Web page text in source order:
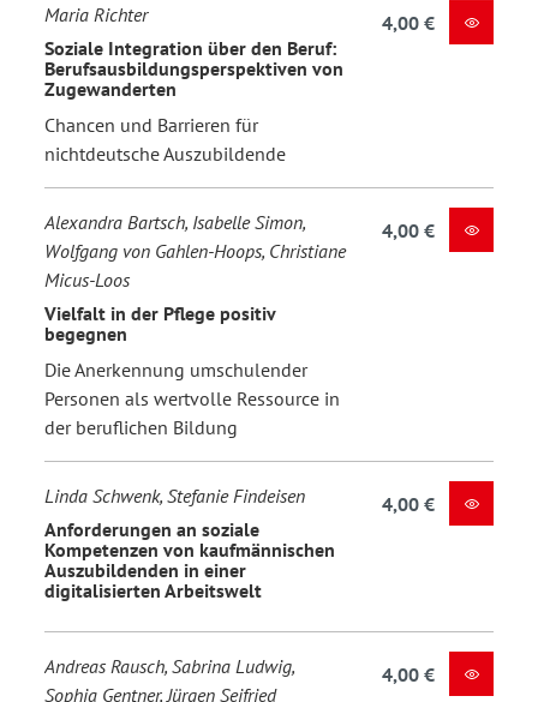
Maria Richter
Soziale Integration über den Beruf:
Berufsausbildungsperspektiven von
Zugewanderten
Chancen und Barrieren für
nichtdeutsche Auszubildende
4,00 €
Alexandra Bartsch, Isabelle Simon,
Wolfgang von Gahlen-Hoops, Christiane
Micus-Loos
Vielfalt in der Pflege positiv
begegnen
Die Anerkennung umschulender
Personen als wertvolle Ressource in
der beruflichen Bildung
4,00 €
Linda Schwenk, Stefanie Findeisen
Anforderungen an soziale
Kompetenzen von kaufmännischen
Auszubildenden in einer
digitalisierten Arbeitswelt
4,00 €
Andreas Rausch, Sabrina Ludwig,
Sophia Gentner, Jürgen Seifried
4,00 €